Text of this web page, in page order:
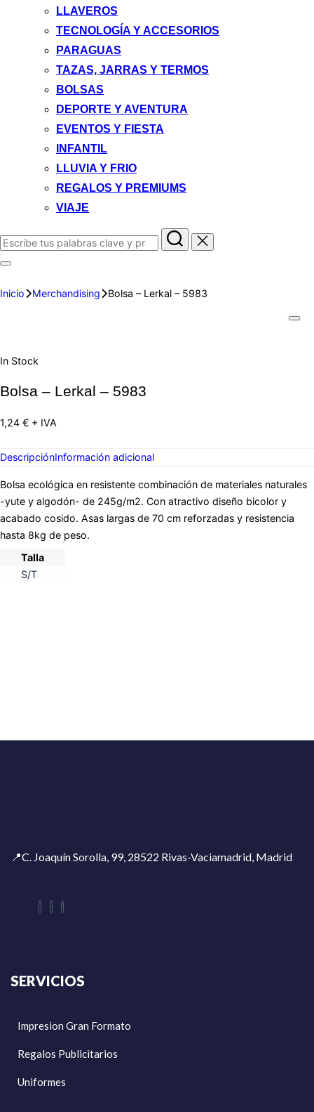
LLAVEROS
TECNOLOGÍA Y ACCESORIOS
PARAGUAS
TAZAS, JARRAS Y TERMOS
BOLSAS
DEPORTE Y AVENTURA
EVENTOS Y FIESTA
INFANTIL
LLUVIA Y FRIO
REGALOS Y PREMIUMS
VIAJE
Inicio Merchandising Bolsa – Lerkal – 5983
In Stock
Bolsa – Lerkal – 5983
1,24 € + IVA
DescripciónInformación adicional
Bolsa ecológica en resistente combinación de materiales naturales
-yute y algodón- de 245g/m2. Con atractivo diseño bicolor y
acabado cosido. Asas largas de 70 cm reforzadas y resistencia
hasta 8kg de peso.
Talla
S/T
📍C. Joaquín Sorolla, 99, 28522 Rivas-Vaciamadrid, Madrid
SERVICIOS
Impresion Gran Formato
Regalos Publicitarios
Uniformes